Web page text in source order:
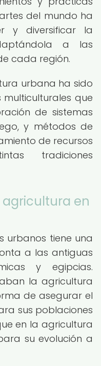
del mundo ha
y diversificar la
a las
cada región.
urbana ha sido
que
de sistemas
y métodos de
de recursos
tradiciones
en
urbanos tiene una
a las antiguas
y egipcias.
la agricultura
de asegurar el
sus poblaciones
en la agricultura
su evolución a